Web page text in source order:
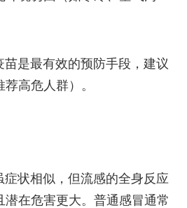
是最有效的预防手段，建议
高危人群）。
症状相似，但流感的全身反应
潜在危害更大。普通感冒通常